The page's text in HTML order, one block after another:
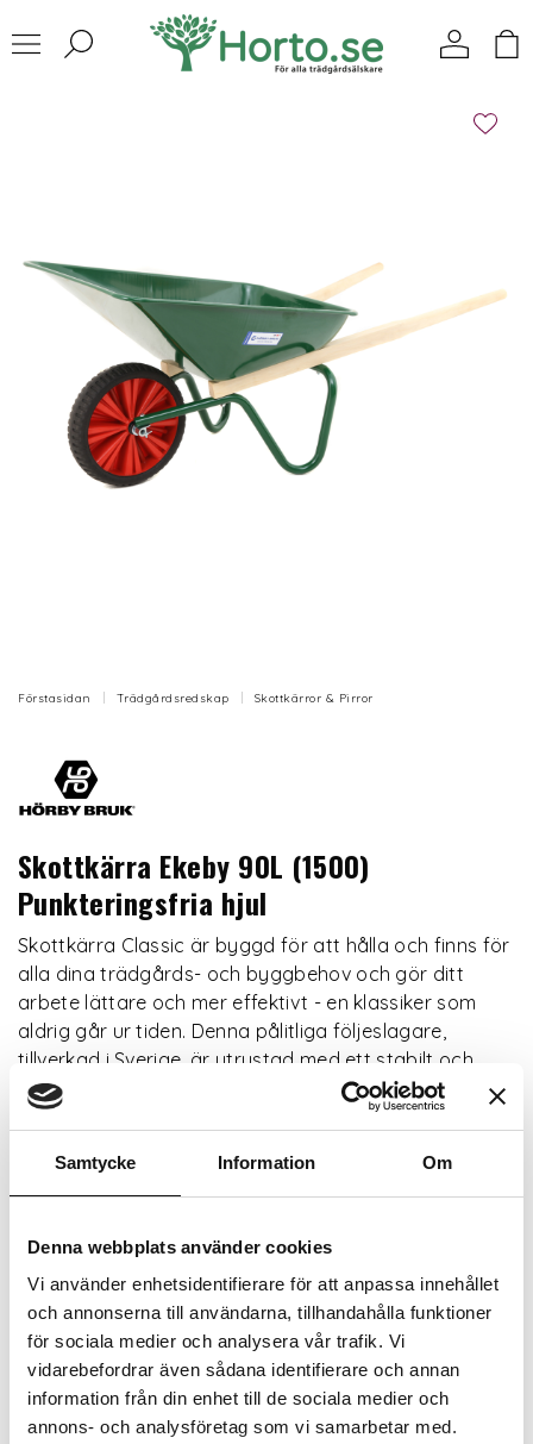
Samtycke Information Om
Denna webbplats använder cookies
Vi använder enhetsidentifierare för att anpassa innehållet
och annonserna till användarna, tillhandahålla funktioner
för sociala medier och analysera vår trafik. Vi
vidarebefordrar även sådana identifierare och annan
information från din enhet till de sociala medier och
annons- och analysföretag som vi samarbetar med.
Förstasidan Trädgårdsredskap Skottkärror & Pirror
Skottkärra Ekeby 90L (1500)
Punkteringsfria hjul
Skottkärra Classic är byggd för att hålla och finns för
alla dina trädgårds- och byggbehov och gör ditt
arbete lättare och mer effektivt - en klassiker som
aldrig går ur tiden. Denna pålitliga följeslagare,
tillverkad i Sverige, är utrustad med ett stabilt och
punkteringsfritt hjul som är både brett och slitstarkt.
Skottkärran har ett robust rörunderrede som ger
pulverlackerade för att stå emot alla typer av väder
och bibehålla sin kvalitet över tiden. Skalmarna är
känsla vid hanteringen. Classic är smidig och kraftfull
som enkelt klarar av tunga laster och är redo att
möta år av intensiv användning.
Klassisk Ekebykärra
Omonterad med punkteringsfritt hjul
Lätt rörunderrede